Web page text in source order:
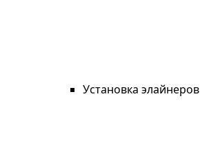
Установка элайнеров